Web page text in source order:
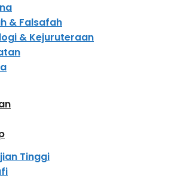
& Falsafah
& Kejuruteraan
Tinggi